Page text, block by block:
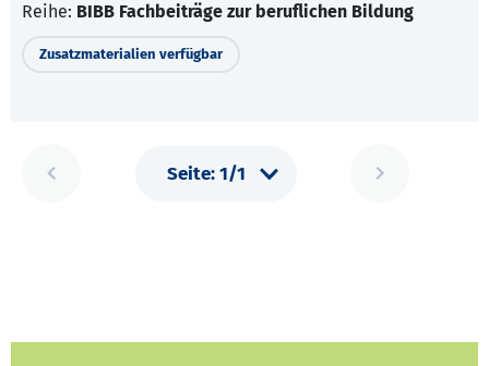
Reihe: BIBB Fachbeiträge zur beruflichen Bildung
Zusatzmaterialien verfügbar